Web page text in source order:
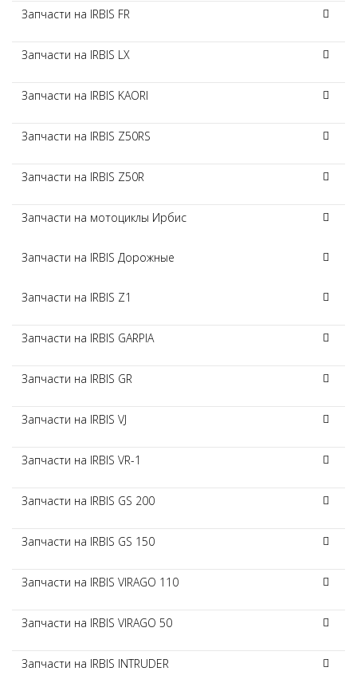
Запчасти на IRBIS FR
Запчасти на IRBIS LX
Запчасти на IRBIS KAORI
Запчасти на IRBIS Z50RS
Запчасти на IRBIS Z50R
Запчасти на мотоциклы Ирбис
Запчасти на IRBIS Дорожные
Запчасти на IRBIS Z1
Запчасти на IRBIS GARPIA
Запчасти на IRBIS GR
Запчасти на IRBIS VJ
Запчасти на IRBIS VR-1
Запчасти на IRBIS GS 200
Запчасти на IRBIS GS 150
Запчасти на IRBIS VIRAGO 110
Запчасти на IRBIS VIRAGO 50
Запчасти на IRBIS INTRUDER